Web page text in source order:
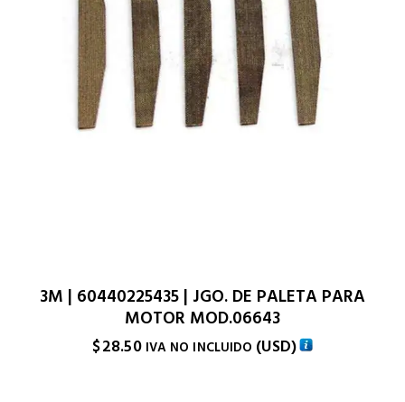
3M | 60440225435 | JGO. DE PALETA PARA
MOTOR MOD.06643
$28.50 IVA NO INCLUIDO (USD)